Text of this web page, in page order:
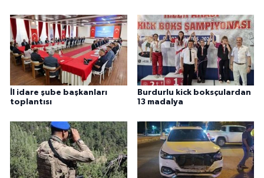
İl idare şube başkanları
toplantısı
Burdurlu kick boksçulardan
13 madalya